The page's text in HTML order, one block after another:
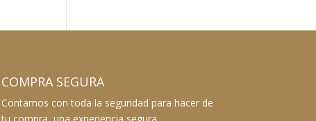
COMPRA SEGURA
Contamos con toda la seguridad para hacer de
tu compra, una experiencia segura.